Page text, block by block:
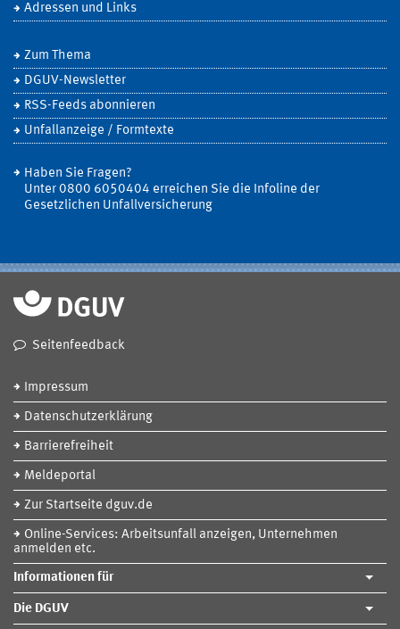
Adressen und Links
Zum Thema
DGUV-Newsletter
RSS-Feeds abonnieren
Unfallanzeige / Formtexte
Haben Sie Fragen?
Unter 0800 6050404 erreichen Sie die Infoline der
Gesetzlichen Unfallversicherung
Seitenfeedback
Impressum
Datenschutzerklärung
Barrierefreiheit
Meldeportal
Zur Startseite dguv.de
Online-Services: Arbeitsunfall anzeigen, Unternehmen
anmelden etc.
Informationen für
Die DGUV